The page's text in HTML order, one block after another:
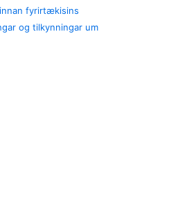
fyrirtækisins
og tilkynningar um